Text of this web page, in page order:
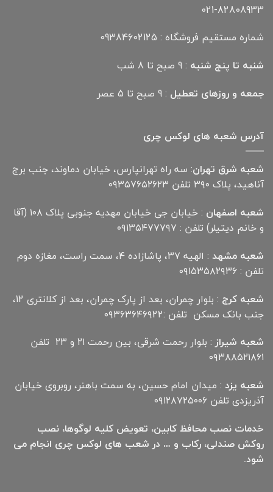
021-82808933
شماره مستقیم فروشگاه : 09384602125
شنبه تا پنج شنبه : 9 صبح تا 8 شب
جمعه و روزهای تعطیل : 9 صبح تا 5 عصر
آدرس شعبه های لوکس چری
شعبه شرق تهران: سه راه تهرانپارس، خیابان دماوند، جنب برج
آناهید، پلاک ۳۹۰ تلفن ۰۹۳۵۷۶۵۲۶۲۳
شعبه اصفهان
: خیابان جی خیابان مهدیه جنوبی پلاک ۱۰۸ (آقا
و خانم دیتیلر) تلفن : ۰۹۱۳۵۴۷۷۷۹۷
شعبه مشهد
: الهیه ۳۷، پاشازاده ۴، سمت راست، مغازه دوم
تلفن : ۰۹۱۵۳۵۸۲۹۳۶
شعبه کرج
: بلوار چمران، بعد از پارک چمران، بعد از کلانتری 12،
جنب بانک مسکن تلفن :۰۹۳۶۳۶۴۶۹22
شعبه شیراز
: بلوار رحمت شرقی، بین رحمت ۲۱ و ۲۳ تلفن
۰۹۳۸۸۵۲۱۸۶۱
شعبه یزد : میدان امام حسین، به سمت باهنر، روبروی خیابان
آذریزدی تلفن ۰۹۱۲۸۷۲۵۰۰۶
خدمات نصب محافظ کابین، تعویض کلیه لوگوها، نصب
روکش صندلی، رکاب و … در شعب های لوکس چری انجام می
شود.